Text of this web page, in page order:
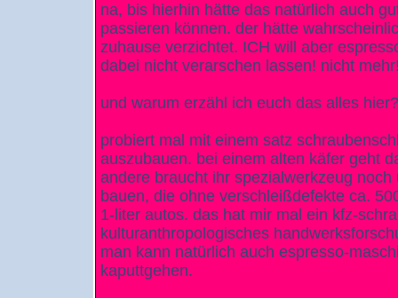
na, bis hierhin hätte das natürlich auch
passieren können. der hätte
zuhause verzichtet. ICH will aber
dabei nicht verarschen lassen! nicht
und warum erzähl ich euch das alles hier?
probiert mal mit einem satz
auszubauen. bei einem alten käfer geht
andere braucht ihr spezialwerkzeug
bauen, die ohne verschleißdefekte ca.
1-liter autos. das hat mir mal ein kfz-
kulturanthropologisches
man kann natürlich auch espresso-
kaputtgehen.